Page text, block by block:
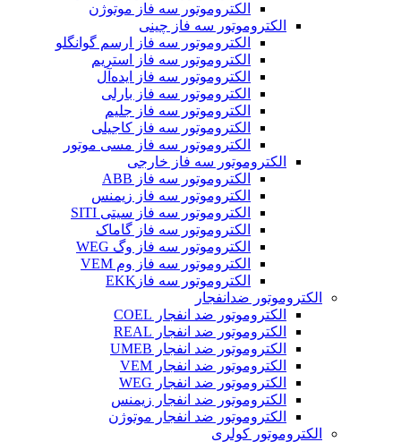
الکتروموتور سه فاز موتوژن
الکتروموتور سه فاز چینی
الکتروموتور سه فاز ارسم گوانگلو
الکتروموتور سه فاز استریم
الکتروموتور سه فاز ایده‌آل
الکتروموتور سه فاز بارلی
الکتروموتور سه فاز جلیم
الکتروموتور سه فاز کاجیلی
الکتروموتور سه فاز مسی موتور
الکتروموتور سه فاز خارجی
الکتروموتور سه فاز ABB
الکتروموتور سه فاز زیمنس
الکتروموتور سه فاز سیتی SITI
الکتروموتور سه فاز گاماک
الکتروموتور سه فاز وگ WEG
الکتروموتور سه فاز وم VEM
الکتروموتور سه فازEKK
الکتروموتور ضدانفجار
الکتروموتور ضد انفجار COEL
الکتروموتور ضد انفجار REAL
الکتروموتور ضد انفجار UMEB
الکتروموتور ضد انفجار VEM
الکتروموتور ضد انفجار WEG
الکتروموتور ضد انفجار زیمنس
الکتروموتور ضد انفجار موتوژن
الکتروموتور کولری